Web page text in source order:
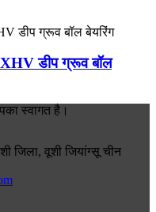
डीप ग्रूव बॉल
स्वागत है।
जिला, वूशी जियांग्सू चीन